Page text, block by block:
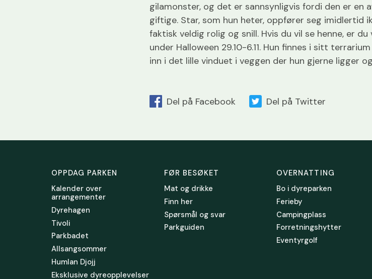
gilamonster, og det er sannsynligvis fordi den er en
giftige. Star, som hun heter, oppfører seg imidlertid
faktisk veldig rolig og snill. Hvis du vil se henne, er
under Halloween 29.10-6.11. Hun finnes i sitt
inn i det lille vinduet i veggen der hun gjerne ligger
Del på Facebook Del på Twitter
OPPDAG PARKEN
Kalender over
arrangementer
Dyrehagen
Tivoli
Parkbadet
Allsangsommer
Humlan Djojj
Eksklusive dyreopplevelser
FØR BESØKET
Mat og drikke
Finn her
Spørsmål og svar
Parkguiden
OVERNATTING
Bo i dyreparken
Ferieby
Campingplass
Forretningshytter
Eventyrgolf